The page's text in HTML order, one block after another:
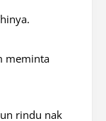
meminta
rindu nak